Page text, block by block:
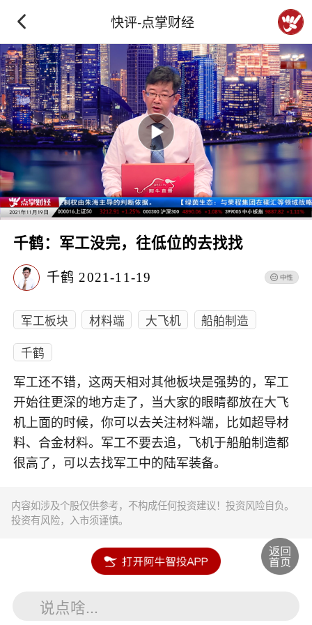
快评-点掌财经
千鹤：军工没完，往低位的去找找
千鹤 2021-11-19
军工板块 材料端 大飞机
船舶制造
千鹤
军工还不错，这两天相对其他板块是强势的，军工
开始往更深的地方走了，当大家的眼睛都放在大飞
机上面的时候，你可以去关注材料端，比如超导材
料、合金材料。军工不要去追，飞机于船舶制造都
很高了，可以去找军工中的陆军装备。
内容如涉及个股仅供参考，不构成任何投资建议！投资风险自负。
投资有风险，入市须谨慎。
说点啥...